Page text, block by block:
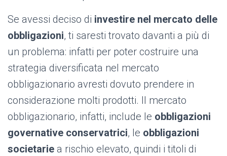
Se avessi deciso di investire nel mercato delle
obbligazioni, ti saresti trovato davanti a più di
un problema: infatti per poter costruire una
strategia diversificata nel mercato
obbligazionario avresti dovuto prendere in
considerazione molti prodotti. Il mercato
obbligazionario, infatti, include le obbligazioni
governative conservatrici, le obbligazioni
societarie a rischio elevato, quindi i titoli di